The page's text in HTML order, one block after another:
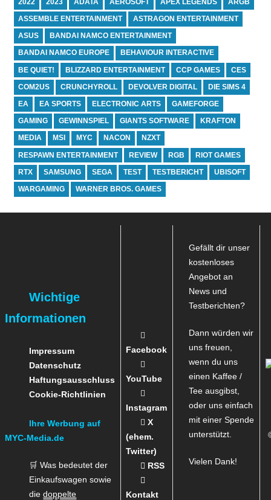
2022 2023 ADATA AEROSOFT APEX LEGENDS ARGB
ASSEMBLE ENTERTAINMENT ASTRAGON ENTERTAINMENT
ASUS BANDAI NAMCO ENTERTAINMENT
BANDAI NAMCO EUROPE BEHAVIOUR INTERACTIVE
BE QUIET! BLIZZARD ENTERTAINMENT CCP GAMES CES
COM2US CRUNCHYROLL DEVOLVER DIGITAL DIE SIMS 4
EA EA SPORTS ELECTRONIC ARTS GAMEFORGE
GAMING GEWINNSPIEL GIANTS SOFTWARE KRAFTON
MEDIA MSI MYC NACON NZXT
RESPAWN ENTERTAINMENT REVIEW RGB RIOT GAMES
RTX SAMSUNG SEGA TEST TESTBERICHT UBISOFT
WARGAMING WARNER BROS. GAMES
Wichtige
Informationen
Impressum
Datenschutz
Haftungsausschluss
Cookie-Richtlinien
Ihre Werbung auf
MYC-Media.de
🛒 Was bedeutet der
Einkaufswagen sowie
diedoppelte
Facebook
YouTube
Instagram
X
(ehem.
Twitter)
RSS
Kontakt
Gefällt dir unser
kostenloses
Angebot an
News und
Testberichten?
Dann würden wir
uns freuen,
wenn du uns
einen Kaffee /
Tee ausgibst,
oder uns einfach
mit einer Spende
unterstützt.
Vielen Dank!